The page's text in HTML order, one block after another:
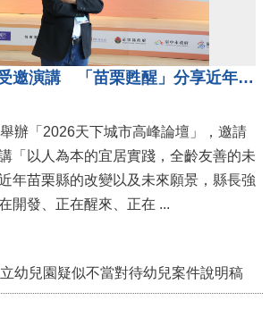
苗栗縣長鍾東錦受邀演講 「苗栗甦醒」分享近年轉變
辦「2026天下城市高峰論壇」，邀請
「以人為本的宜居實踐，全齡友善的未
年苗栗縣的改變以及未來願景，縣長強
調，苗栗是一個正在開發、正在醒來、正在 ...
幼兒園疑似不當對待幼兒案件說明稿